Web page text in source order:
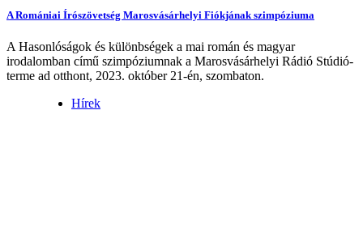
A Romániai Írószövetség Marosvásárhelyi Fiókjának szimpóziuma
A Hasonlóságok és különbségek a mai román és magyar
irodalomban című szimpóziumnak a Marosvásárhelyi Rádió Stúdió-
terme ad otthont, 2023. október 21-én, szombaton.
Hírek